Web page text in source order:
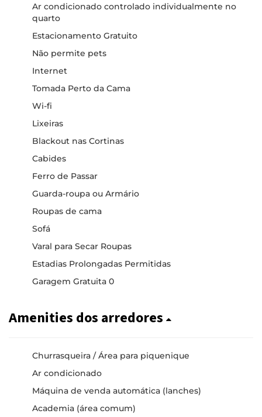
Ar condicionado controlado individualmente no
quarto
Estacionamento Gratuito
Não permite pets
Internet
Tomada Perto da Cama
Wi-fi
Lixeiras
Blackout nas Cortinas
Cabides
Ferro de Passar
Guarda-roupa ou Armário
Roupas de cama
Sofá
Varal para Secar Roupas
Estadias Prolongadas Permitidas
Garagem Gratuita 0
Amenities dos arredores
Churrasqueira / Área para piquenique
Ar condicionado
Máquina de venda automática (lanches)
Academia (área comum)